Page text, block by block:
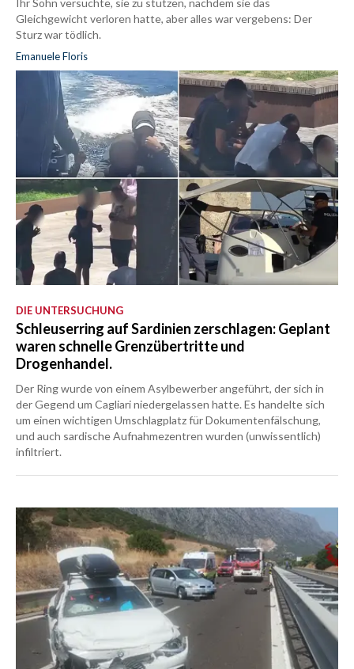
Ihr Sohn versuchte, sie zu stützen, nachdem sie das
Gleichgewicht verloren hatte, aber alles war vergebens: Der
Sturz war tödlich.
Emanuele Floris
DIE UNTERSUCHUNG
Schleuserring auf Sardinien zerschlagen: Geplant
waren schnelle Grenzübertritte und
Drogenhandel.
Der Ring wurde von einem Asylbewerber angeführt, der sich in
der Gegend um Cagliari niedergelassen hatte. Es handelte sich
um einen wichtigen Umschlagplatz für Dokumentenfälschung,
und auch sardische Aufnahmezentren wurden (unwissentlich)
infiltriert.